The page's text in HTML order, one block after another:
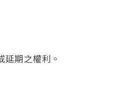
延期之權利。